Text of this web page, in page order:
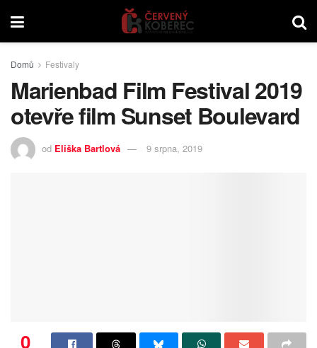
Domů Festivaly
Marienbad Film Festival 2019
otevře film Sunset Boulevard
od Eliška Bartlová 9 srpna, 2019
0